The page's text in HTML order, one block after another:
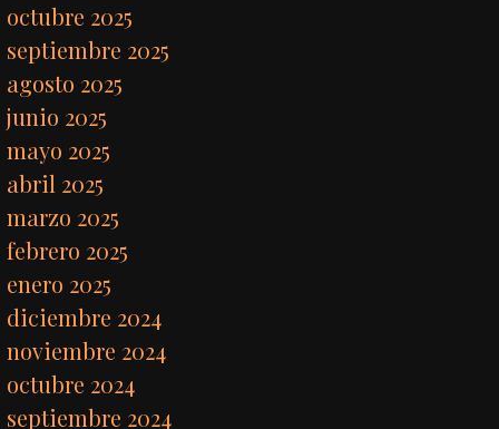
octubre 2025
septiembre 2025
agosto 2025
junio 2025
mayo 2025
abril 2025
marzo 2025
febrero 2025
enero 2025
diciembre 2024
noviembre 2024
octubre 2024
septiembre 2024